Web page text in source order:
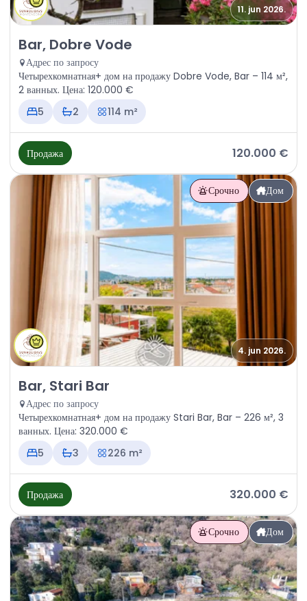
11. jun 2026.
Продажа - Дом Bar, Dobre Vode
Bar, Dobre Vode
Адрес по запросу
Четырехкомнатная+ дом на продажу Dobre Vode, Bar – 114 м²,
2 ванных. Цена: 120.000 €
5
2 114 m²
Продажа 120.000 €
Срочно Дом
4. jun 2026.
Продажа - Дом Bar, Stari Bar
Bar, Stari Bar
Адрес по запросу
Четырехкомнатная+ дом на продажу Stari Bar, Bar – 226 м², 3
ванных. Цена: 320.000 €
5
3 226 m²
Продажа 320.000 €
Срочно Дом